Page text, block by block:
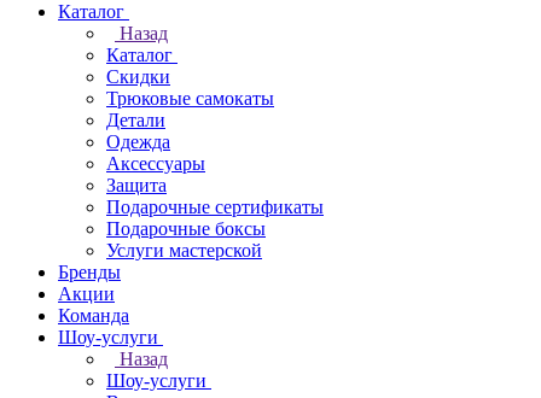
Каталог
Назад
Каталог
Скидки
Трюковые самокаты
Детали
Одежда
Аксессуары
Защита
Подарочные сертификаты
Подарочные боксы
Услуги мастерской
Бренды
Акции
Команда
Шоу-услуги
Назад
Шоу-услуги